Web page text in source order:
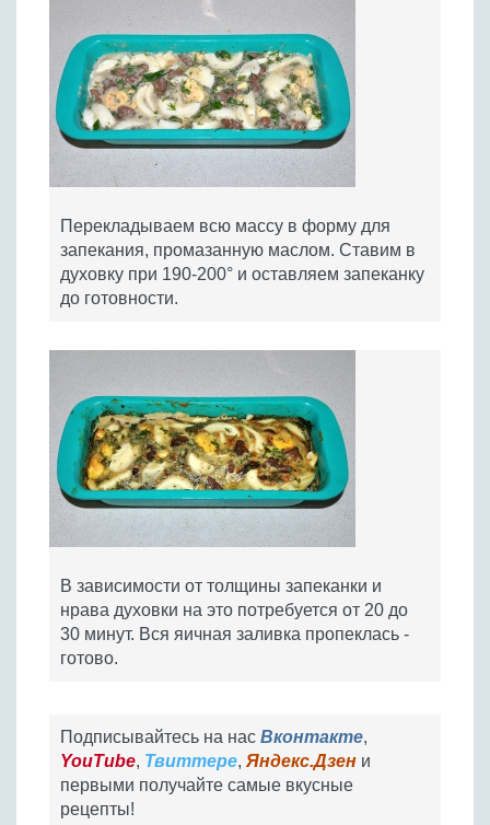
Перекладываем всю массу в форму для
запекания, промазанную маслом. Ставим в
духовку при 190-200° и оставляем запеканку
до готовности.
В зависимости от толщины запеканки и
нрава духовки на это потребуется от 20 до
30 минут. Вся яичная заливка пропеклась -
готово.
Подписывайтесь на нас Вконтакте,
YouTube, Твиттере, Яндекс.Дзен и
первыми получайте самые вкусные
рецепты!